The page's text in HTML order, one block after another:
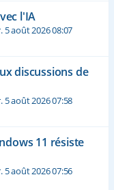
l'IA
5 août 2026 08:07
discussions de
5 août 2026 07:58
11 résiste
5 août 2026 07:56